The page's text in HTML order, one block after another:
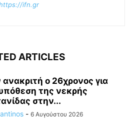
ifn.gr
ARTICLES
ανακριτή ο 26χρονος για
της νεκρής
στην...
- 6 Αυγούστου 2026